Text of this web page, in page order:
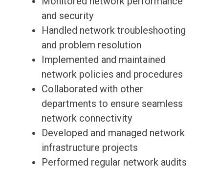
and security
Handled network troubleshooting
and problem resolution
Implemented and maintained
network policies and procedures
Collaborated with other
departments to ensure seamless
network connectivity
Developed and managed network
infrastructure projects
Performed regular network audits